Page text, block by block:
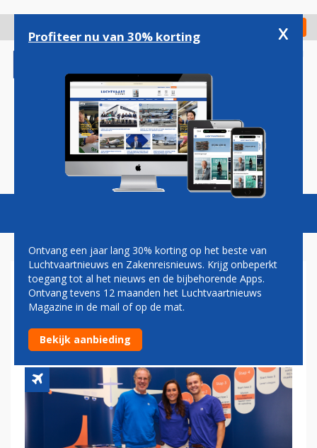
gaan
Check in
Magazine Podcasts Vacatures
HOUSE OF PILOTS BEVESTIGD
ALS DEELNEMER VAN DE
CAREER EXPERIENCE 2026
Profiteer nu van 30% korting x
Ontvang een jaar lang 30% korting op het beste van
Luchtvaartnieuws en Zakenreisnieuws. Krijg onbeperkt
toegang tot al het nieuws en de bijbehorende Apps.
Ontvang tevens 12 maanden het Luchtvaartnieuws
Magazine in de mail of op de mat.
Bekijk aanbieding